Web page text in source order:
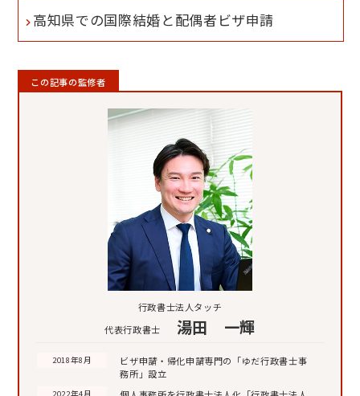
高知県での国際結婚と配偶者ビザ申請
この記事の監修者
行政書士法人タッチ
代表行政書士
湯田 一輝
2018年8月
ビザ申請・帰化申請専門の「ゆだ行政書士事
務所」設立